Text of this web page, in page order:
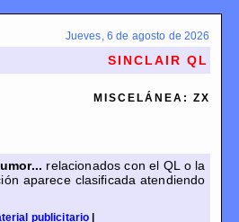
Jueves, 6 de agosto de 2026
SINCLAIR QL
MISCELÁNEA: ZX
relacionados con el QL o la
aparece clasificada atendiendo
publicitario